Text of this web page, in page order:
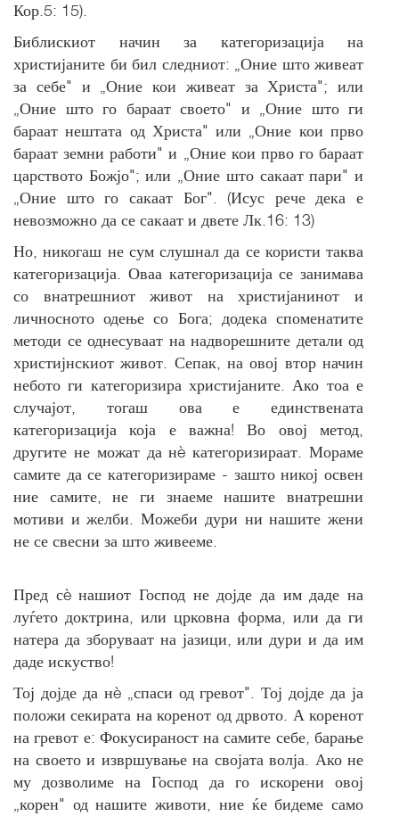
Кор.5: 15).
Библискиот начин за категоризација на
христијаните би бил следниот: „Оние што живеат
за себе" и „Оние кои живеат за Христа"; или
„Оние што го бараат своето" и „Оние што ги
бараат нештата од Христа" или „Оние кои прво
бараат земни работи" и „Оние кои прво го бараат
царството Божјо"; или „Оние што сакаат пари" и
„Оние што го сакаат Бог". (Исус рече дека е
невозможно да се сакаат и двете Лк.16: 13)
Но, никогаш не сум слушнал да се користи таква
категоризација. Оваа категоризација се занимава
со внатрешниот живот на христијанинот и
личносното одење со Бога; додека споменатите
методи се однесуваат на надворешните детали од
христијнскиот живот. Сепак, на овој втор начин
небото ги категоризира христијаните. Ако тоа е
случајот, тогаш ова е единствената
категоризација која е важна! Во овој метод,
другите не можат да нè категоризираат. Мораме
самите да се категоризираме - зашто никој освен
ние самите, не ги знаеме нашите внатрешни
мотиви и желби. Можеби дури ни нашите жени
не се свесни за што живееме.
Пред сè нашиот Господ не дојде да им даде на
луѓето доктрина, или црковна форма, или да ги
натера да зборуваат на јазици, или дури и да им
даде искуство!
Тој дојде да нè „спаси од гревот". Тој дојде да ја
положи секирата на коренот од дрвото. А коренот
на гревот е: Фокусираност на самите себе, барање
на своето и извршување на својата волја. Ако не
му дозволиме на Господ да го искорени овој
„корен" од нашите животи, ние ќе бидеме само